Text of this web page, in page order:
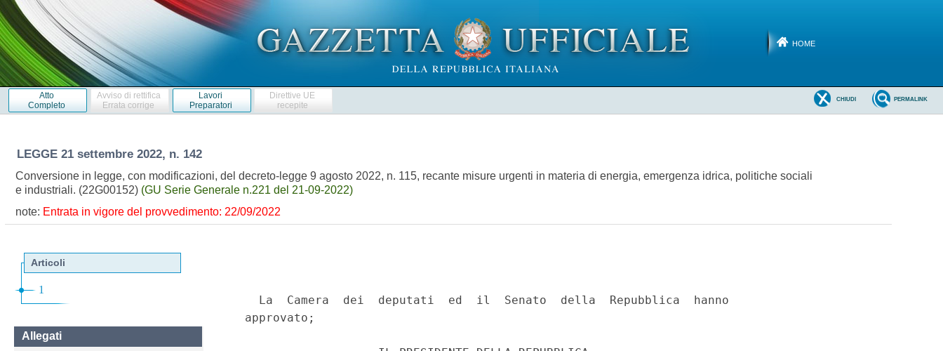
HOME
Atto
Completo
Avviso di rettifica
Errata corrige
Lavori
Preparatori
Direttive UE
recepite
PERMALINK
CHIUDI
LEGGE 21 settembre 2022, n. 142
Conversione in legge, con modificazioni, del decreto-legge 9 agosto 2022, n. 115, recante misure urgenti in materia di energia, emergenza idrica, politiche sociali
e industriali. (22G00152) (GU Serie Generale n.221 del 21-09-2022)
note: Entrata in vigore del provvedimento: 22/09/2022